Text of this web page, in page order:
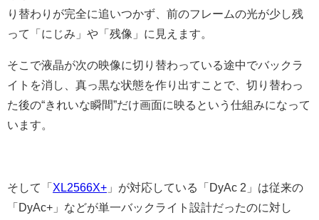
り替わりが完全に追いつかず、前のフレームの光が少し残
って「にじみ」や「残像」に見えます。
そこで液晶が次の映像に切り替わっている途中でバックラ
イトを消し、真っ黒な状態を作り出すことで、切り替わっ
た後の“きれいな瞬間”だけ画面に映るという仕組みになって
います。
そして「 XL2566X+ 」が対応している「DyAc 2」は従来の
「DyAc+」などが単一バックライト設計だったのに対し